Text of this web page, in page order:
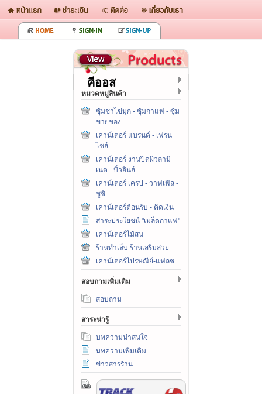
คีออส
หมวดหมู่สินค้า
ซุ้มชาไข่มุก - ซุ้มกาแฟ - ซุ้ม
ขายของ
เคาน์เตอร์ แบรนด์ - เฟรน
ไชส์
เคาน์เตอร์ งานปิดผิวลามิ
เนต - บิ้วอินส์
เคาน์เตอร์ เครป - วาฟเฟิล -
ซูชิ
เคาน์เตอร์ต้อนรับ - คิดเงิน
สาระประโยชน์ "เมล็ดกาแฟ"
เคาน์เตอร์ไม้สน
ร้านทำเล็บ ร้านเสริมสวย
เคาน์เตอร์ไปรษณีย์-แฟลช
สอบถามเพิ่มเติม
สอบถาม
สาระน่ารู้
บทความน่าสนใจ
บทความเพิ่มเติม
ข่าวสารร้าน